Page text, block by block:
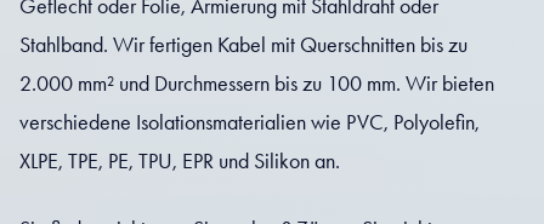
Geflecht oder Folie, Armierung mit Stahldraht oder
Stahlband. Wir fertigen Kabel mit Querschnitten bis zu
2.000 mm² und Durchmessern bis zu 100 mm. Wir bieten
verschiedene Isolationsmaterialien wie PVC, Polyolefin,
XLPE, TPE, PE, TPU, EPR und Silikon an.